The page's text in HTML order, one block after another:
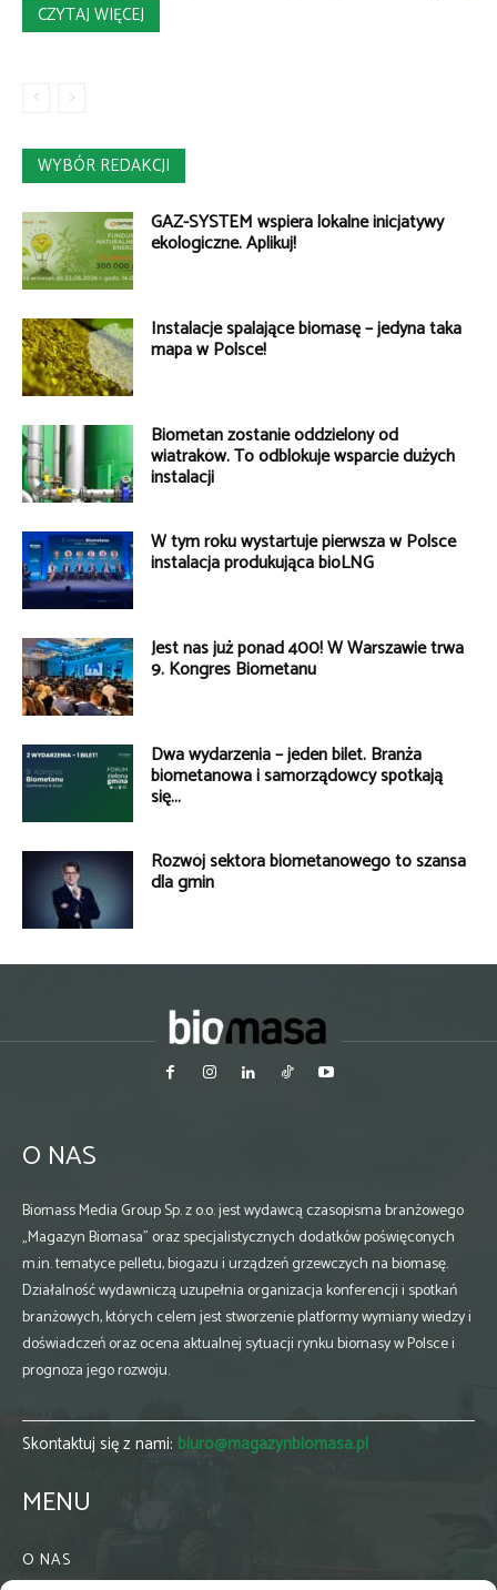
CZYTAJ WIĘCEJ
WYBÓR REDAKCJI
GAZ-SYSTEM wspiera lokalne inicjatywy
ekologiczne. Aplikuj!
Instalacje spalające biomasę – jedyna taka
mapa w Polsce!
Biometan zostanie oddzielony od
wiatraków. To odblokuje wsparcie dużych
instalacji
W tym roku wystartuje pierwsza w Polsce
instalacja produkująca bioLNG
Jest nas już ponad 400! W Warszawie trwa
9. Kongres Biometanu
Dwa wydarzenia – jeden bilet. Branża
biometanowa i samorządowcy spotkają
się...
Rozwój sektora biometanowego to szansa
dla gmin
O NAS
Biomass Media Group Sp. z o.o. jest wydawcą czasopisma branżowego
„Magazyn Biomasa” oraz specjalistycznych dodatków poświęconych
m.in. tematyce pelletu, biogazu i urządzeń grzewczych na biomasę.
Działalność wydawniczą uzupełnia organizacja konferencji i spotkań
branżowych, których celem jest stworzenie platformy wymiany wiedzy i
doświadczeń oraz ocena aktualnej sytuacji rynku biomasy w Polsce i
prognoza jego rozwoju.
Skontaktuj się z nami: biuro@magazynbiomasa.pl
MENU
O NAS